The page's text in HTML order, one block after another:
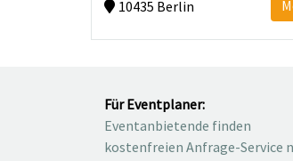
10435 Berlin
Für Eventplaner:
Eventanbietende finden
kostenfreien Anfrage-Service